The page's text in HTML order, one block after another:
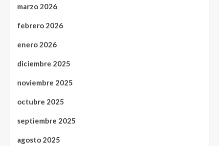
marzo 2026
febrero 2026
enero 2026
diciembre 2025
noviembre 2025
octubre 2025
septiembre 2025
agosto 2025